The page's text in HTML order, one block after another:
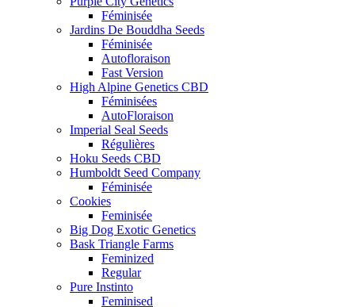
Féminisée
Jardins De Bouddha Seeds
Féminisée
Autofloraison
Fast Version
High Alpine Genetics CBD
Féminisées
AutoFloraison
Imperial Seal Seeds
Régulières
Hoku Seeds CBD
Humboldt Seed Company
Féminisée
Cookies
Feminisée
Big Dog Exotic Genetics
Bask Triangle Farms
Feminized
Regular
Pure Instinto
Feminised